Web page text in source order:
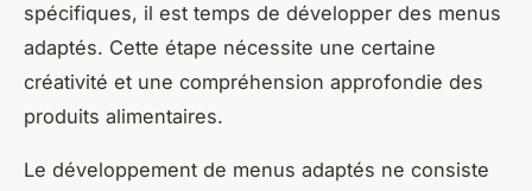
spécifiques, il est temps de développer des menus
adaptés. Cette étape nécessite une certaine
créativité et une compréhension approfondie des
produits alimentaires.
Le développement de menus adaptés ne consiste